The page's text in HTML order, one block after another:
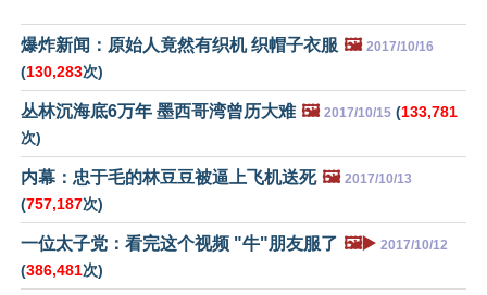
爆炸新闻：原始人竟然有织机 织帽子衣服 🖼️ 2017/10/16
(130,283次)
丛林沉海底6万年 墨西哥湾曾历大难 🖼️ 2017/10/15 (133,781
次)
内幕：忠于毛的林豆豆被逼上飞机送死 🖼️ 2017/10/13
(757,187次)
一位太子党：看完这个视频 "牛"朋友服了 🖼️▶️ 2017/10/12
(386,481次)